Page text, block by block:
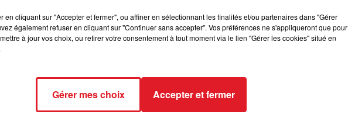
en cliquant sur "Accepter et fermer", ou affiner en sélectionnant les finalités et/ou partenaires dans "Gérer
également refuser en cliquant sur "Continuer sans accepter". Vos préférences ne s'appliqueront que pour
à jour vos choix, ou retirer votre consentement à tout moment via le lien "Gérer les cookies" situé en
Gérer mes choix Accepter et fermer